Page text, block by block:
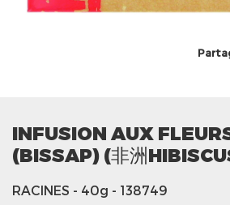
INFUSION AUX
(BISSAP) (非洲
RACINES - 40g - 138749